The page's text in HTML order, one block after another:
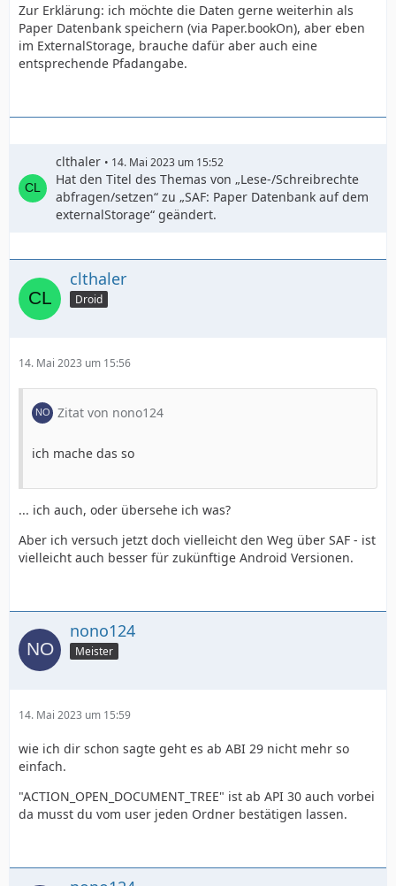
Zur Erklärung: ich möchte die Daten gerne weiterhin als
Paper Datenbank speichern (via Paper.bookOn), aber eben
im ExternalStorage, brauche dafür aber auch eine
entsprechende Pfadangabe.
clthaler 14. Mai 2023 um 15:52
Hat den Titel des Themas von „Lese-/Schreibrechte
abfragen/setzen“ zu „SAF: Paper Datenbank auf dem
externalStorage“ geändert.
clthaler
Droid
14. Mai 2023 um 15:56
Zitat von nono124
ich mache das so
... ich auch, oder übersehe ich was?
Aber ich versuch jetzt doch vielleicht den Weg über SAF - ist
vielleicht auch besser für zukünftige Android Versionen.
nono124
Meister
14. Mai 2023 um 15:59
wie ich dir schon sagte geht es ab ABI 29 nicht mehr so
einfach.
"ACTION_OPEN_DOCUMENT_TREE" ist ab API 30 auch vorbei
da musst du vom user jeden Ordner bestätigen lassen.